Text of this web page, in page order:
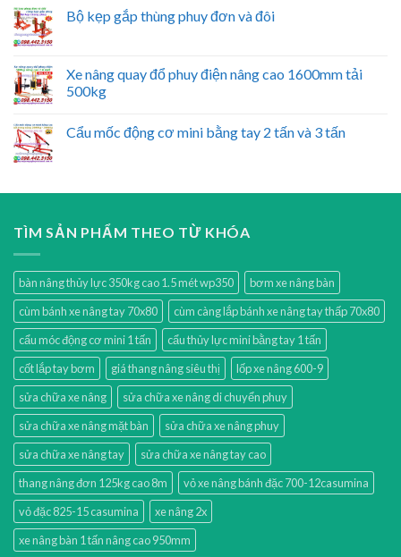
Bộ kẹp gắp thùng phuy đơn và đôi
Xe nâng quay đổ phuy điện nâng cao 1600mm tải
500kg
Cẩu mốc động cơ mini bằng tay 2 tấn và 3 tấn
TÌM SẢN PHẨM THEO TỪ KHÓA
bàn nâng thủy lực 350kg cao 1.5 mét wp350
bơm xe nâng bàn
cùm bánh xe nâng tay 70x80
cùm càng lắp bánh xe nâng tay thấp 70x80
cẩu móc động cơ mini 1 tấn
cẩu thủy lực mini bằng tay 1 tấn
cốt lắp tay bơm
giá thang nâng siêu thị
lốp xe nâng 600-9
sửa chữa xe nâng
sửa chữa xe nâng di chuyển phuy
sửa chữa xe nâng mặt bàn
sửa chữa xe nâng phuy
sửa chữa xe nâng tay
sửa chữa xe nâng tay cao
thang nâng đơn 125kg cao 8m
vỏ xe nâng bánh đặc 700-12casumina
vỏ đặc 825-15 casumina
xe nâng 2x
xe nâng bàn 1 tấn nâng cao 950mm